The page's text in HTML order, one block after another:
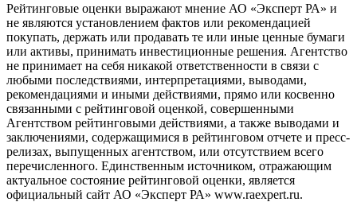
Рейтинговые оценки выражают мнение АО «Эксперт РА» и
не являются установлением фактов или рекомендацией
покупать, держать или продавать те или иные ценные бумаги
или активы, принимать инвестиционные решения. Агентство
не принимает на себя никакой ответственности в связи с
любыми последствиями, интерпретациями, выводами,
рекомендациями и иными действиями, прямо или косвенно
связанными с рейтинговой оценкой, совершенными
Агентством рейтинговыми действиями, а также выводами и
заключениями, содержащимися в рейтинговом отчете и пресс-
релизах, выпущенных агентством, или отсутствием всего
перечисленного. Единственным источником, отражающим
актуальное состояние рейтинговой оценки, является
официальный сайт АО «Эксперт РА» www.raexpert.ru.